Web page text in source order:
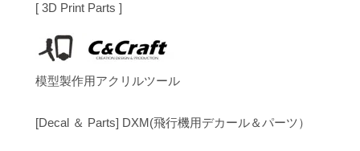
[ 3D Print Parts ]
模型製作用アクリルツール
[Decal ＆ Parts] DXM(飛行機用デカール＆パーツ）